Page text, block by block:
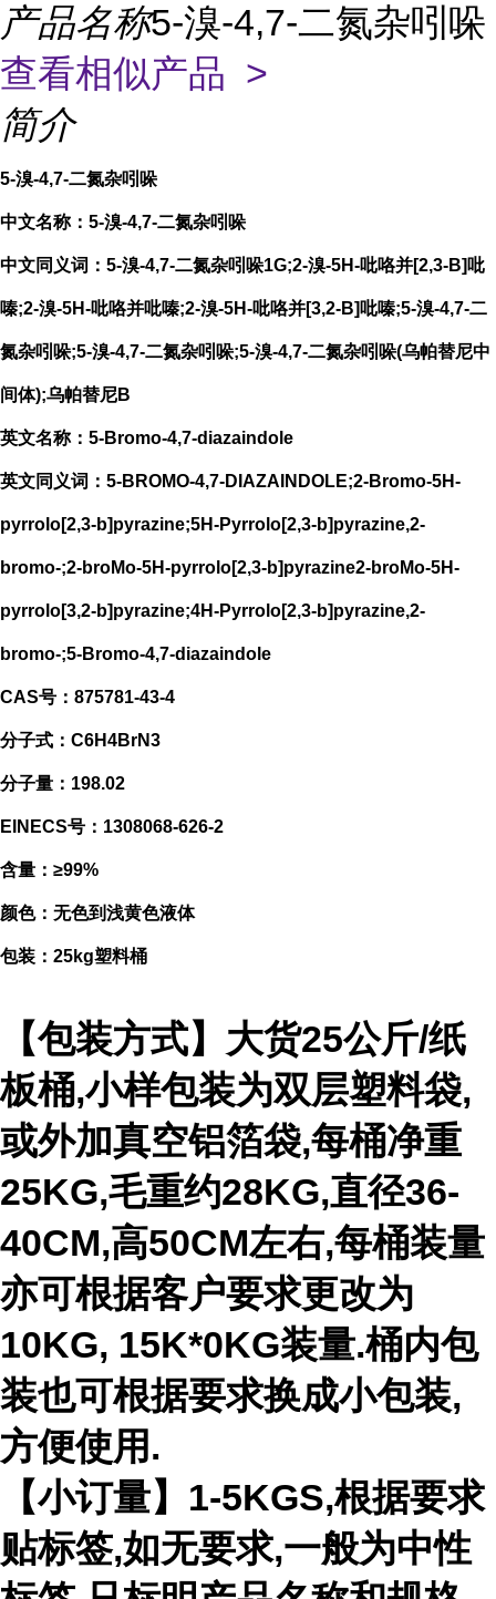
产品名称5-溴-4,7-二氮杂吲哚
查看相似产品 >
简介
5-溴-4,7-二氮杂吲哚
中文名称：5-溴-4,7-二氮杂吲哚
中文同义词：5-溴-4,7-二氮杂吲哚1G;2-溴-5H-吡咯并[2,3-B]吡
嗪;2-溴-5H-吡咯并吡嗪;2-溴-5H-吡咯并[3,2-B]吡嗪;5-溴-4,7-二
氮杂吲哚;5-溴-4,7-二氮杂吲哚;5-溴-4,7-二氮杂吲哚(乌帕替尼中
间体);乌帕替尼B
英文名称：5-Bromo-4,7-diazaindole
英文同义词：5-BROMO-4,7-DIAZAINDOLE;2-Bromo-5H-
pyrrolo[2,3-b]pyrazine;5H-Pyrrolo[2,3-b]pyrazine,2-
bromo-;2-broMo-5H-pyrrolo[2,3-b]pyrazine2-broMo-5H-
pyrrolo[3,2-b]pyrazine;4H-Pyrrolo[2,3-b]pyrazine,2-
bromo-;5-Bromo-4,7-diazaindole
CAS号：875781-43-4
分子式：C6H4BrN3
分子量：198.02
EINECS号：1308068-626-2
含量：≥99%
颜色：无色到浅黄色液体
包装：25kg塑料桶
【包装方式】大货25公斤/纸
板桶,小样包装为双层塑料袋,
或外加真空铝箔袋,每桶净重
25KG,毛重约28KG,直径36-
40CM,高50CM左右,每桶装量
亦可根据客户要求更改为
10KG, 15K*0KG装量.桶内包
装也可根据要求换成小包装,
方便使用.
【小订量】1-5KGS,根据要求
贴标签,如无要求,一般为中性